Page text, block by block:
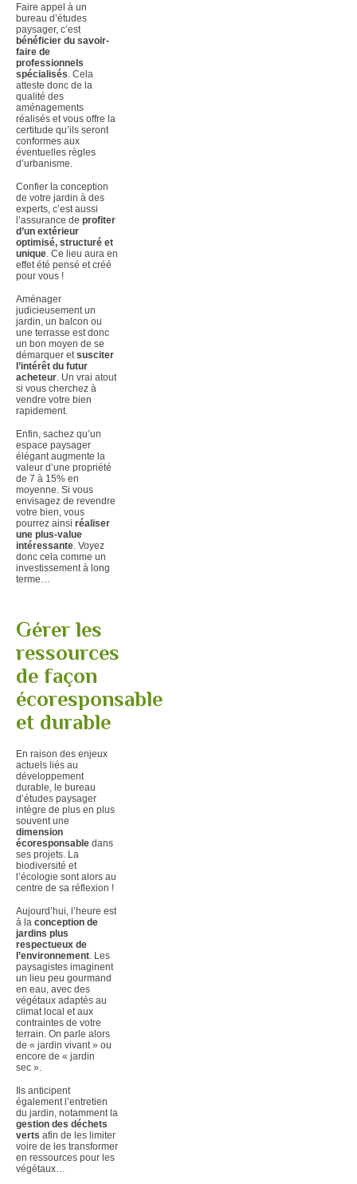
Faire appel à un
bureau d’études
paysager, c’est
bénéficier du savoir-
faire de
professionnels
spécialisés. Cela
atteste donc de la
qualité des
aménagements
réalisés et vous offre la
certitude qu’ils seront
conformes aux
éventuelles règles
d’urbanisme.
Confier la conception
de votre jardin à des
experts, c’est aussi
l’assurance de profiter
d’un extérieur
optimisé, structuré et
unique. Ce lieu aura en
effet été pensé et créé
pour vous !
Aménager
judicieusement un
jardin, un balcon ou
une terrasse est donc
un bon moyen de se
démarquer etsusciter
l’intérêt du futur
acheteur. Un vrai atout
si vous cherchez à
vendre votre bien
rapidement.
Enfin, sachez qu’un
espace paysager
élégant augmente la
valeur d’une propriété
de 7 à 15% en
moyenne. Si vous
envisagez de revendre
votre bien, vous
pourrez ainsi réaliser
une plus-value
intéressante. Voyez
donc cela comme un
investissement à long
terme…
Gérer les
ressources
de façon
écoresponsable
et durable
En raison des enjeux
actuels liés au
développement
durable, le bureau
d’études paysager
intègre de plus en plus
souvent une
dimension
écoresponsable dans
ses projets. La
biodiversité et
l’écologie sont alors au
centre de sa réflexion !
Aujourd’hui, l’heure est
à la conception de
jardins plus
respectueux de
l’environnement. Les
paysagistes imaginent
un lieu peu gourmand
en eau, avec des
végétaux adaptés au
climat local et aux
contraintes de votre
terrain. On parle alors
de « jardin vivant » ou
encore de « jardin
sec ».
Ils anticipent
également l’entretien
du jardin, notamment la
gestion des déchets
verts afin de les limiter
voire de les transformer
en ressources pour les
végétaux…